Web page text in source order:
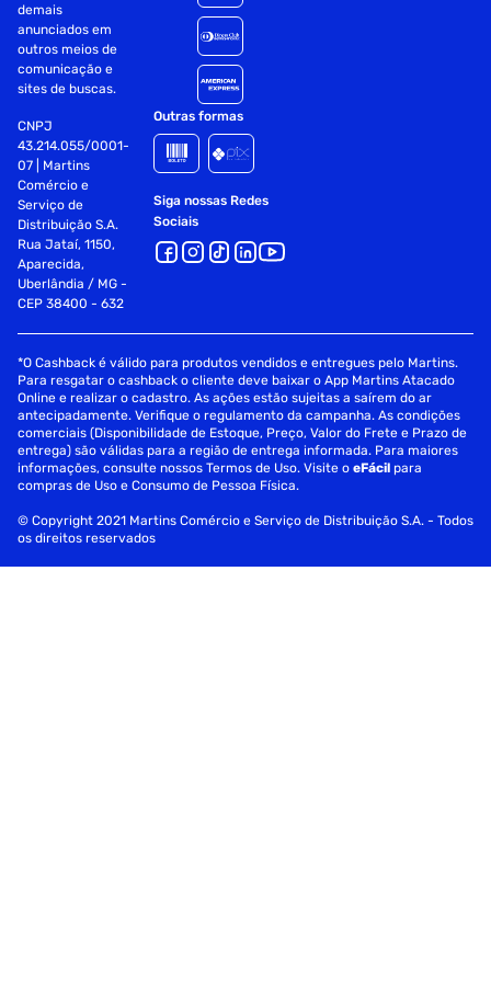
demais
anunciados em
outros meios de
comunicação e
sites de buscas.
CNPJ
43.214.055/0001-
07 | Martins
Comércio e
Serviço de
Distribuição S.A.
Rua Jataí, 1150,
Aparecida,
Uberlândia / MG -
CEP 38400 - 632
Outras formas
Siga nossas Redes
Sociais
*O Cashback é válido para produtos vendidos e entregues pelo Martins.
Para resgatar o cashback o cliente deve baixar o App Martins Atacado
Online e realizar o cadastro. As ações estão sujeitas a saírem do ar
antecipadamente. Verifique o regulamento da campanha. As condições
comerciais (Disponibilidade de Estoque, Preço, Valor do Frete e Prazo de
entrega) são válidas para a região de entrega informada. Para maiores
informações, consulte nossos Termos de Uso. Visite oeFácil para
compras de Uso e Consumo de Pessoa Física.
© Copyright 2021 Martins Comércio e Serviço de Distribuição S.A. - Todos
os direitos reservados